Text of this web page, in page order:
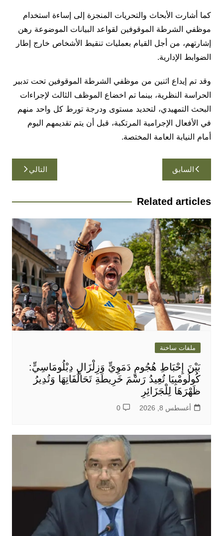
كما أشارت الأبحاث والتحريات المنجزة إلى إساءة استخدام
موظفي الشرطة الموقوفين لقواعد البيانات الموضوعة رهن
إشارتهم، من أجل القيام بعمليات تنقيط الأشخاص خارج إطار
الضوابط الإدارية.
وقد تم إيداع اثنين من موظفي الشرطة الموقوفين تحت تدبير
الحراسة النظرية، بينما تم اخضاع الموظف الثالث لإجراءات
البحث التمهيدي، لتحديد مستوى ودرجة تورط كل واحد منهم
في الأفعال الإجرامية المرتكبة، قبل أن يتم تقديمهم اليوم
أمام النيابة العامة المختصة.
تصفّح
المقالات
السابق التالي
Related articles
ملفات ساخنة
بَيْنَ إِحْبَاطِ هُجُومٍ دَمَوِيٍّ وَزِلْزَالٍ دِبْلُومَاسِيٍّ:
كُولُومْبِيَا تُعِيدُ رَسْمَ خَرِيطَةِ تَحَالُفَاتِهَا وَتُدِيرُ
ظَهْرَهَا لِلْجَزَائِرِ
أغسطس 8, 2026 0